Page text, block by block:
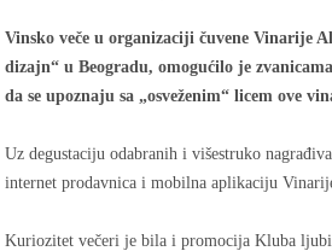
Vinsko veče u organizaciji čuvene Vinarije
dizajn“ u Beogradu, omogućilo je
da se upoznaju sa „osveženim“ licem ove
Uz degustaciju odabranih i višestruko
internet prodavnica i mobilna aplikaciju
Kuriozitet večeri je bila i promocija Kluba